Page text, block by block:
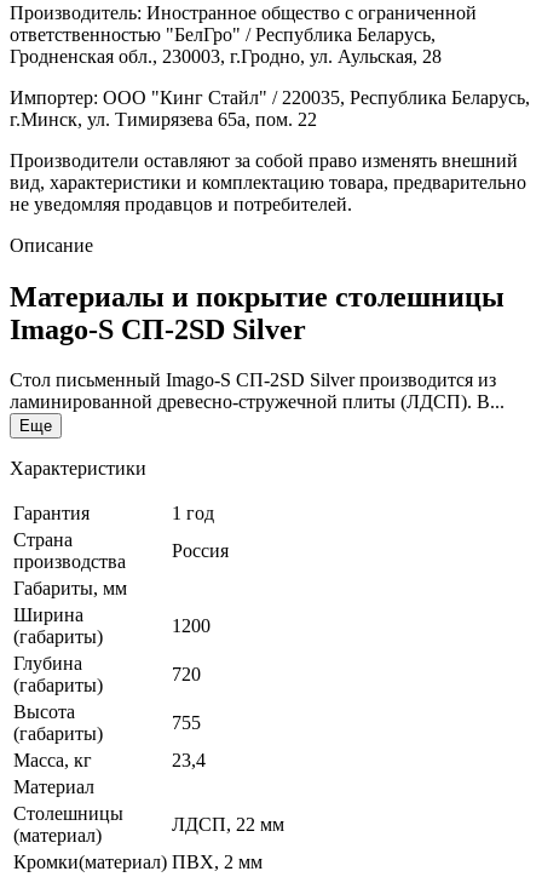
Производитель: Иностранное общество с ограниченной
ответственностью "БелГро" / Республика Беларусь,
Гродненская обл., 230003, г.Гродно, ул. Аульская, 28
Импортер: ООО "Кинг Стайл" / 220035, Республика Беларусь,
г.Минск, ул. Тимирязева 65а, пом. 22
Производители оставляют за собой право изменять внешний
вид, характеристики и комплектацию товара, предварительно
не уведомляя продавцов и потребителей.
Описание
Материалы и покрытие столешницы
Imago-S СП-2SD Silver
Стол письменный Imago-S СП-2SD Silver производится из
ламинированной древесно-стружечной плиты (ЛДСП). В...
Еще
Характеристики
Гарантия
1 год
Страна
производства
Россия
Габариты, мм
Ширина
(габариты)
1200
Глубина
(габариты)
720
Высота
(габариты)
755
Масса, кг
23,4
Материал
Столешницы
(материал)
ЛДСП, 22 мм
Кромки(материал) ПВХ, 2 мм